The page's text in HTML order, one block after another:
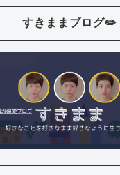
すきままブログ✏️